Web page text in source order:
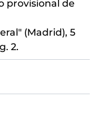
provisional de
(Madrid), 5
2.